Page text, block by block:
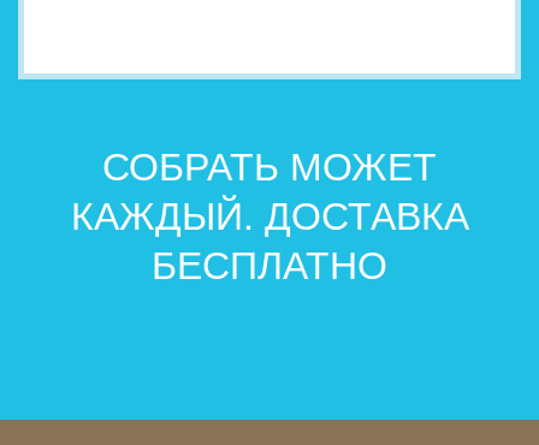
СОБРАТЬ МОЖЕТ
КАЖДЫЙ. ДОСТАВКА
БЕСПЛАТНО